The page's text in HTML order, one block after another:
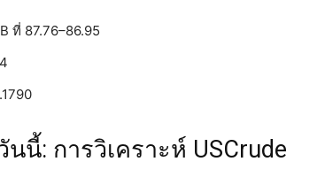
ที่ 87.76–86.95
: การวิเคราะห์ USCrude